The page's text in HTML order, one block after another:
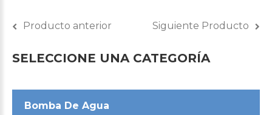
Producto anterior Siguiente Producto
SELECCIONE UNA CATEGORÍA
Bomba De Agua